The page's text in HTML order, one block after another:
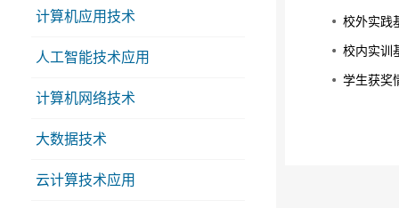
计算机应用技术
人工智能技术应用
计算机网络技术
大数据技术
云计算技术应用
校外实践
校内实训
学生获奖